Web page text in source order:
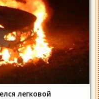
легковой